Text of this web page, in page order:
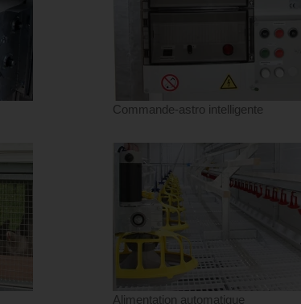
Commande-astro intelligente
Alimentation automatique